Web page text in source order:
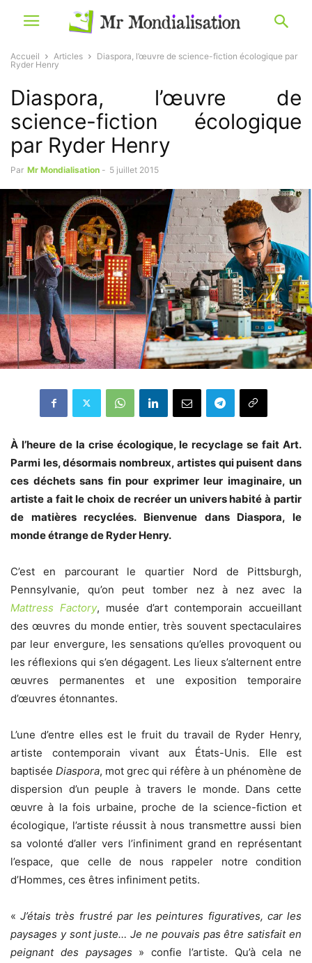
Accueil Articles
Diaspora, l’œuvre de science-fiction écologique par
Ryder Henry
Diaspora, l’œuvre de
science-fiction écologique
par Ryder Henry
Par Mr Mondialisation - 5 juillet 2015
À l’heure de la crise écologique, le recyclage se fait Art.
Parmi les, désormais nombreux, artistes qui puisent dans
ces déchets sans fin pour exprimer leur imaginaire, un
artiste a fait le choix de recréer un univers habité à partir
de matières recyclées. Bienvenue dans Diaspora, le
monde étrange de Ryder Henry.
C’est en parcourant le quartier Nord de Pittsburgh,
Pennsylvanie, qu’on peut tomber nez à nez avec la
Mattress Factory, musée d’art contemporain accueillant
des œuvres du monde entier, très souvent spectaculaires
par leur envergure, les sensations qu’elles provoquent ou
les réflexions qui s’en dégagent. Les lieux s’alternent entre
œuvres permanentes et une exposition temporaire
d’œuvres étonnantes.
L’une d’entre elles est le fruit du travail de Ryder Henry,
artiste contemporain vivant aux États-Unis. Elle est
baptisée Diaspora, mot grec qui réfère à un phénomène de
dispersion d’un peuple à travers le monde. Dans cette
œuvre à la fois urbaine, proche de la science-fiction et
écologique, l’artiste réussit à nous transmettre aussi bien
sa volonté d’aller vers l’infiniment grand en représentant
l’espace, que celle de nous rappeler notre condition
d’Hommes, ces êtres infiniment petits.
«J’étais très frustré par les peintures figuratives, car les
paysages y sont juste… Je ne pouvais pas être satisfait en
peignant des paysages » confie l’artiste. Qu’à cela ne